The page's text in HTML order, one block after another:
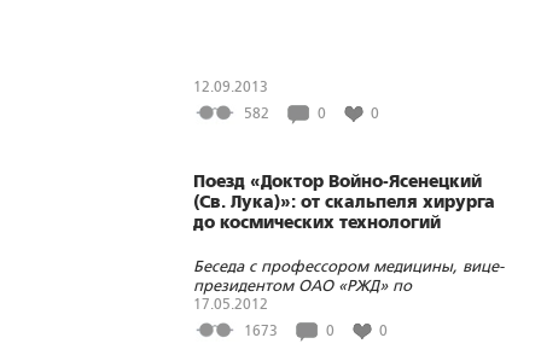
12.09.2013
582
0 0
Поезд «Доктор Войно-Ясенецкий
(Св. Лука)»: от скальпеля хирурга
до космических технологий
Беседа с профессором медицины, вице-
президентом ОАО «РЖД» по
здравоохранению и работе с
общественными организациями
17.05.2012
1673
0 0